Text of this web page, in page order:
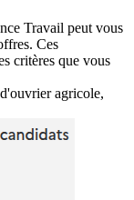
Travail peut vous
Ces
critères que vous
agricole,